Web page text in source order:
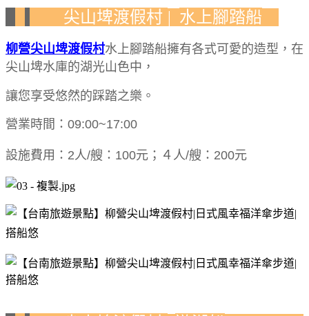
尖山埤渡假村 | 水上腳踏船
柳營尖山埤渡假村水上腳踏船擁有各式可愛的造型，在
尖山埤水庫的湖光山色中，
讓您享受悠然的踩踏之樂。
營業時間：09:00~17:00
設施費用：2人/艘： 100元；４人/艘： 200元